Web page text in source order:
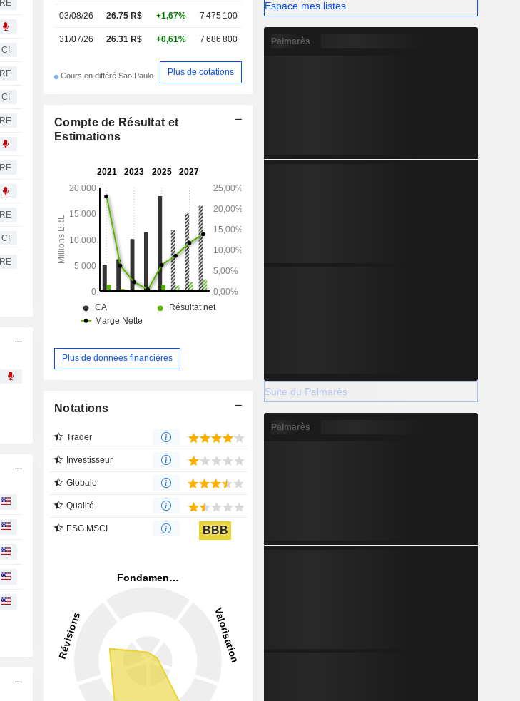
RE
CI
RE
CI
RE
RE
RE
CI
RE
03/08/26 26.75 R$ +1,67% 7 475 100
31/07/26 26.31 R$ +0,61% 7 686 800
Cours en différé Sao Paulo Plus de cotations
Compte de Résultat et
Estimations
Plus de données financières
Notations
Trader
Investisseur
Globale
Qualité
ESG MSCI BBB
Espace mes listes
Palmarès
Suite du Palmarès
Palmarès